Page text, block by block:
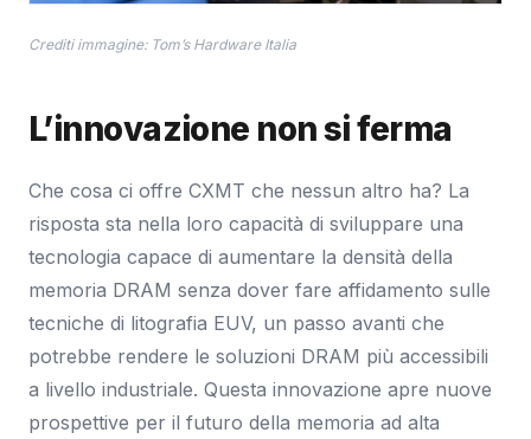
Crediti immagine: Tom’s Hardware Italia
L’innovazione non si ferma
Che cosa ci offre CXMT che nessun altro ha? La
risposta sta nella loro capacità di sviluppare una
tecnologia capace di aumentare la densità della
memoria DRAM senza dover fare affidamento sulle
tecniche di litografia EUV, un passo avanti che
potrebbe rendere le soluzioni DRAM più accessibili
a livello industriale. Questa innovazione apre nuove
prospettive per il futuro della memoria ad alta